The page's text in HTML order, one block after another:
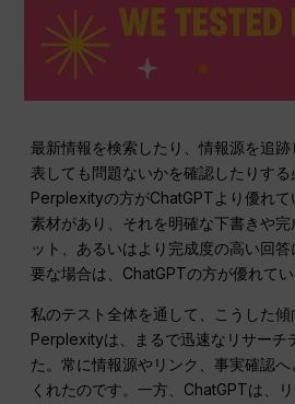
最新情報を検索したり、情報源を追
表しても問題ないかを確認したりする
Perplexityの方がChatGPTより優れて
素材があり、それを明確な下書きや
ット、あるいはより完成度の高い回
要な場合は、ChatGPTの方が優れて
私のテスト全体を通して、こうした傾
Perplexityは、まるで迅速なリサーチ
た。常に情報源やリンク、事実確認
くれたのです。一方、ChatGPTは、